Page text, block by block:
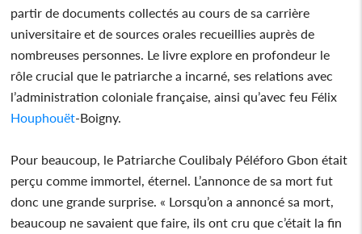
partir de documents collectés au cours de sa carrière
universitaire et de sources orales recueillies auprès de
nombreuses personnes. Le livre explore en profondeur le
rôle crucial que le patriarche a incarné, ses relations avec
l’administration coloniale française, ainsi qu’avec feu Félix
Houphouët-Boigny.
Pour beaucoup, le Patriarche Coulibaly Péléforo Gbon était
perçu comme immortel, éternel. L’annonce de sa mort fut
donc une grande surprise. « Lorsqu’on a annoncé sa mort,
beaucoup ne savaient que faire, ils ont cru que c’était la fin